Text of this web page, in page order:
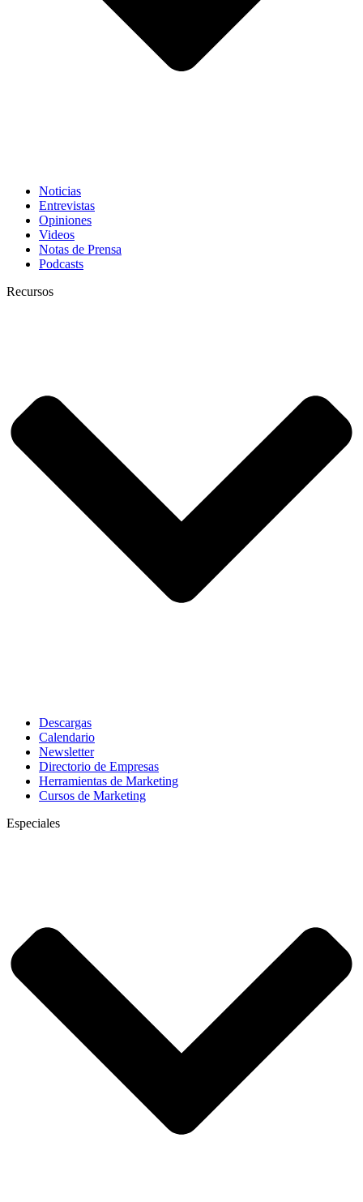
Noticias
Entrevistas
Opiniones
Videos
Notas de Prensa
Podcasts
Recursos
Descargas
Calendario
Newsletter
Directorio de Empresas
Herramientas de Marketing
Cursos de Marketing
Especiales